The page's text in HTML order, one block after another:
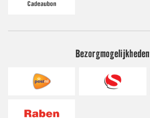
Bezorgmogelijkheden